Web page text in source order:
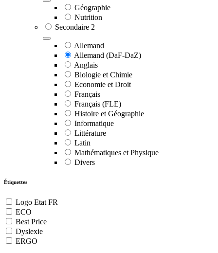
Géographie
Nutrition
Secondaire 2
Allemand
Allemand (DaF-DaZ)
Anglais
Biologie et Chimie
Economie et Droit
Français
Français (FLE)
Histoire et Géographie
Informatique
Littérature
Latin
Mathématiques et Physique
Divers
Étiquettes
Logo Etat FR
ECO
Best Price
Dyslexie
ERGO